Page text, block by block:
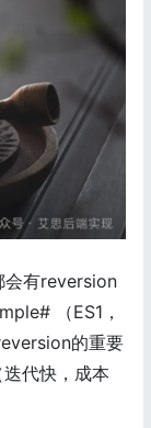
会有reversion
（ES1，
的重要
代快，成本